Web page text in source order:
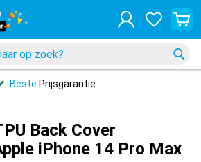
Beste Prijsgarantie
Back Cover
iPhone 14 Pro Max